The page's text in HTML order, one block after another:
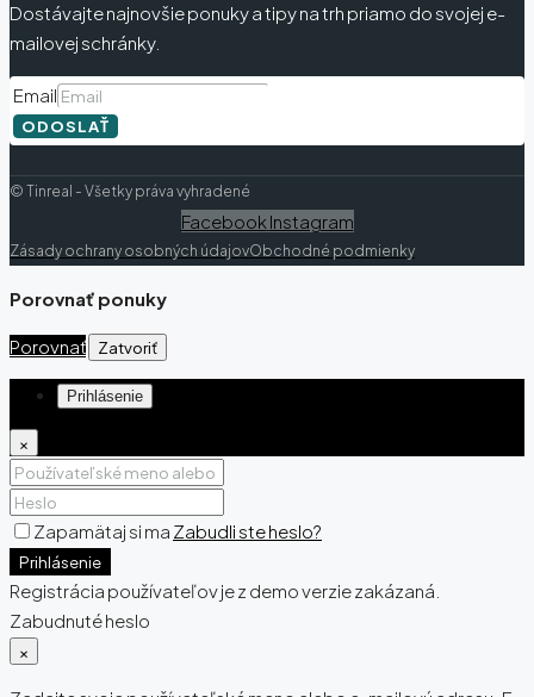
Dostávajte najnovšie ponuky a tipy na trh priamo do svojej e-
mailovej schránky.
Email
ODOSLAŤ
© Tinreal - Všetky práva vyhradené
Facebook Instagram
Zásady ochrany osobných údajovObchodné podmienky
Porovnať ponuky
Porovnať Zatvoriť
Prihlásenie
×
Zapamätaj si ma Zabudli ste heslo?
Prihlásenie
Registrácia používateľov je z demo verzie zakázaná.
Zabudnuté heslo
×